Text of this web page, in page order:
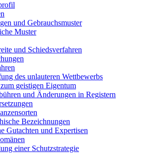
und Gebrauchsmuster
Muster
und Schiedsverfahren
des unlauteren Wettbewerbs
geistigen Eigentum
und Änderungen in Registern
Bezeichnungen
Gutachten und Expertisen
einer Schutzstrategie